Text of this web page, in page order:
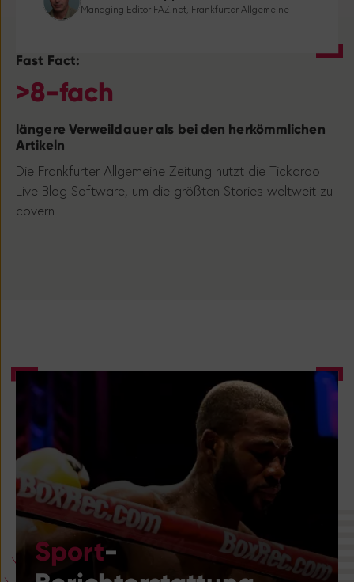
Managing Editor FAZ.net, Frankfurter Allgemeine
Fast Fact:
>8-fach
längere Verweildauer als bei den herkömmlichen
Artikeln
Die Frankfurter Allgemeine Zeitung nutzt die Tickaroo
Live Blog Software, um die größten Stories weltweit zu
covern.
Sport-